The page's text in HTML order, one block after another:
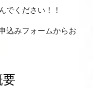
でください！！
込みフォームからお